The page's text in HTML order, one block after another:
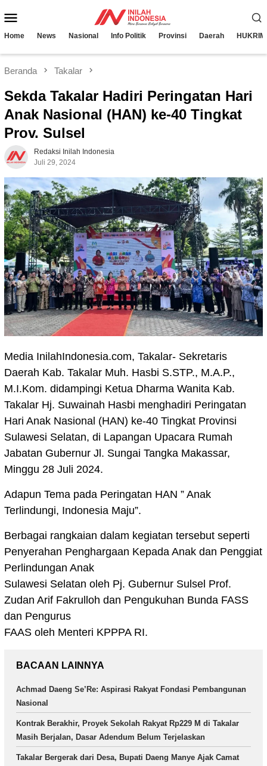
ke
Mobile
Home News Nasional Info Politik Provinsi Daerah HUKRIM
Beranda Takalar
Sekda Takalar Hadiri Peringatan Hari
Anak Nasional (HAN) ke-40 Tingkat
Prov. Sulsel
Redaksi Inilah Indonesia
Juli 29, 2024
Media InilahIndonesia.com, Takalar- Sekretaris
Daerah Kab. Takalar Muh. Hasbi S.STP., M.A.P.,
M.I.Kom. didampingi Ketua Dharma Wanita Kab.
Takalar Hj. Suwainah Hasbi menghadiri Peringatan
Hari Anak Nasional (HAN) ke-40 Tingkat Provinsi
Sulawesi Selatan, di Lapangan Upacara Rumah
Jabatan Gubernur Jl. Sungai Tangka Makassar,
Minggu 28 Juli 2024.
Adapun Tema pada Peringatan HAN ” Anak
Terlindungi, Indonesia Maju”.
Berbagai rangkaian dalam kegiatan tersebut seperti
Penyerahan Penghargaan Kepada Anak dan Penggiat
Perlindungan Anak
Sulawesi Selatan oleh Pj. Gubernur Sulsel Prof.
Zudan Arif Fakrulloh dan Pengukuhan Bunda FASS
dan Pengurus
FAAS oleh Menteri KPPPA RI.
BACAAN LAINNYA
Achmad Daeng Se’Re: Aspirasi Rakyat Fondasi Pembangunan
Nasional
Kontrak Berakhir, Proyek Sekolah Rakyat Rp229 M di Takalar
Masih Berjalan, Dasar Adendum Belum Terjelaskan
Takalar Bergerak dari Desa, Bupati Daeng Manye Ajak Camat